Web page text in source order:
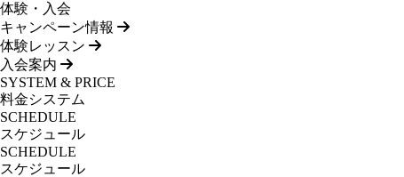
体験・入会
キャンペーン情報
体験レッスン
入会案内
SYSTEM & PRICE
料金システム
SCHEDULE
スケジュール
SCHEDULE
スケジュール